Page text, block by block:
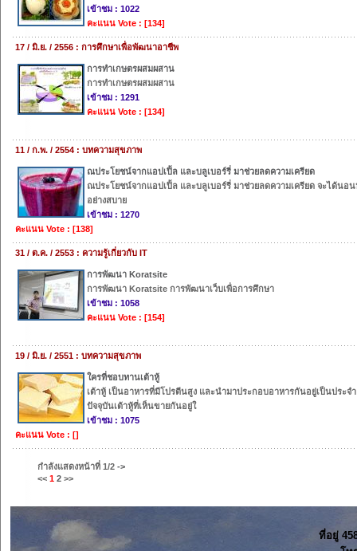
เข้าชม : 1022
คะแนน Vote : [134]
17 / มิ.ย. / 2556 : การศึกษาเพื่อพัฒนาอาชีพ
การทำเกษตรผสมผสาน
การทำเกษตรผสมผสาน
เข้าชม : 1291
คะแนน Vote : [134]
11 / ก.พ. / 2554 : บทความสุขภาพ
ณประโยชน์จากแอปเปิ้ล และบลูเบอร์รี่ มาช่วยลดความเครียด
ณประโยชน์จากแอปเปิ้ล และบลูเบอร์รี่ มาช่วยลดความเครียด จะได้นอ
อย่างสบาย
เข้าชม : 1270
คะแนน Vote : [138]
31 / ต.ค. / 2553 : ความรู้เกี่ยวกับ IT
การพัฒนา Koratsite
การพัฒนา Koratsite การพัฒนาเว็บเพื่อการศึกษา
เข้าชม : 1058
คะแนน Vote : [154]
19 / มิ.ย. / 2551 : บทความสุขภาพ
ใครที่ชอบทานเต้าหู้
เต้าหู้ เป็นอาหารที่มีโปรตีนสูง และนำมาประกอบอาหารกันอยู่เป็นประจำ
ปัจจุบันเต้าหู้ที่เห็นขายกันอยู่ใ
เข้าชม : 1075
คะแนน Vote : []
กำลังแสดงหน้าที่ 1/2 ->
<< 1 2 >>
ที่อยู่